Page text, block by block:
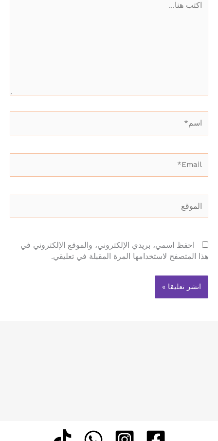
هنا...
احفظ اسمي، بريدي الإلكتروني، والموقع الإلكتروني في
هذا المتصفح لاستخدامها المرة المقبلة في تعليقي.